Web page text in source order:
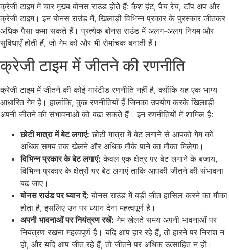
क्रेजी टाइम में चार मुख्य बोनस राउंड होते हैं: कैश हंट, पैच रेच, टॉप अप और
क्रेजी टाइम। इन बोनस राउंड में, खिलाड़ी विभिन्न प्रकार के पुरस्कार जीतकर
अधिक पैसा कमा सकते हैं। प्रत्येक बोनस राउंड में अलग-अलग नियम और
सुविधाएँ होती हैं, जो गेम को और भी रोमांचक बनाती हैं।
क्रेजी टाइम में जीतने की रणनीति
क्रेजी टाइम में जीतने की कोई गारंटीड रणनीति नहीं है, क्योंकि यह एक भाग्य
आधारित गेम है। हालांकि, कुछ रणनीतियाँ हैं जिनका उपयोग करके खिलाड़ी
अपनी जीतने की संभावनाओं को बढ़ा सकते हैं। इन रणनीतियों में शामिल हैं:
छोटी मात्रा में बेट लगाएं: छोटी मात्रा में बेट लगाने से आपको गेम को
अधिक समय तक खेलने और अधिक मौके पाने का मौका मिलेगा।
विभिन्न प्रकार के बेट लगाएं: केवल एक क्षेत्र पर बेट लगाने के बजाय,
विभिन्न प्रकार के क्षेत्रों पर बेट लगाएं ताकि आपकी जीतने की संभावना
बढ़ जाए।
बोनस राउंड पर ध्यान दें: बोनस राउंड में बड़ी जीत हासिल करने का मौका
होता है, इसलिए उन पर ध्यान देना महत्वपूर्ण है।
अपनी भावनाओं पर नियंत्रण रखें: गेम खेलते समय अपनी भावनाओं पर
नियंत्रण रखना महत्वपूर्ण है। यदि आप हार रहे हैं, तो हारने पर निराश न
हों, और यदि आप जीत रहे हैं, तो जीतने पर अधिक उत्साहित न हों।